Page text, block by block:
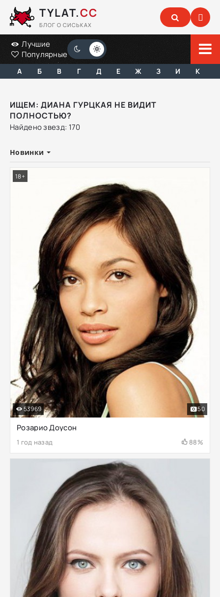
TYLAT.CC
БЛОГ О СИСЬКАХ
Лучшие
Популярные
А Б В Г Д Е Ж З И К
ИЩЕМ: ДИАНА ГУРЦКАЯ НЕ ВИДИТ
ПОЛНОСТЬЮ?
Найдено звезд: 170
Новинки
Розарио Доусон
1 год назад 88%
53969 50
18+